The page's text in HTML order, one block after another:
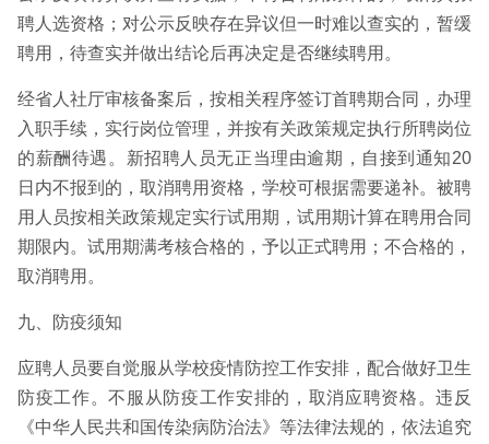
聘人选资格；对公示反映存在异议但一时难以查实的，暂缓
聘用，待查实并做出结论后再决定是否继续聘用。
经省人社厅审核备案后，按相关程序签订首聘期合同，办理
入职手续，实行岗位管理，并按有关政策规定执行所聘岗位
的薪酬待遇。新招聘人员无正当理由逾期，自接到通知20
日内不报到的，取消聘用资格，学校可根据需要递补。被聘
用人员按相关政策规定实行试用期，试用期计算在聘用合同
期限内。试用期满考核合格的，予以正式聘用；不合格的，
取消聘用。
九、防疫须知
应聘人员要自觉服从学校疫情防控工作安排，配合做好卫生
防疫工作。不服从防疫工作安排的，取消应聘资格。违反
《中华人民共和国传染病防治法》等法律法规的，依法追究